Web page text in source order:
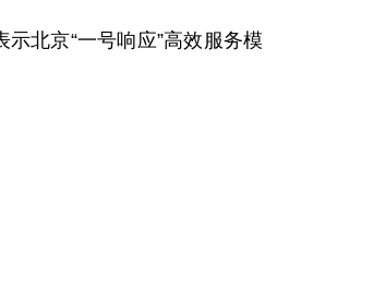
北京“一号响应”高效服务模